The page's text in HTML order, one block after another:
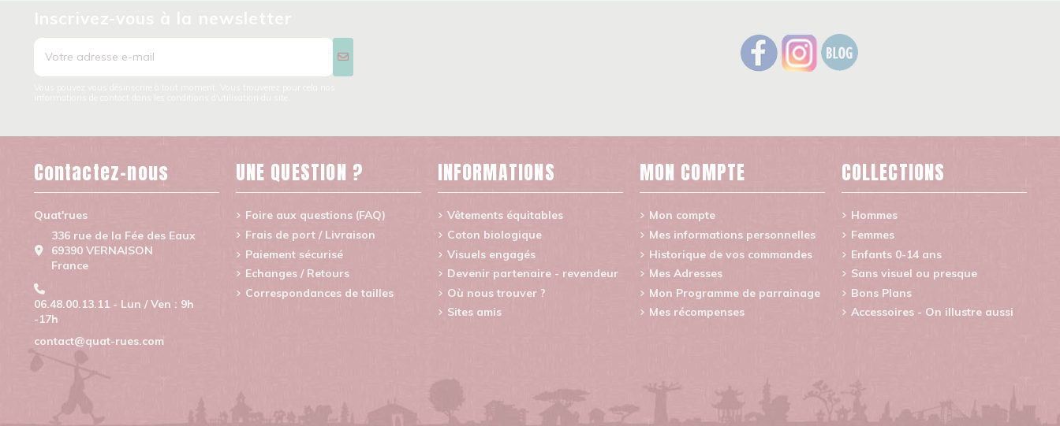
Contactez-nous
Quat'rues
336 rue de la Fée des Eaux
69390 VERNAISON
France
06.48.00.13.11 - Lun / Ven : 9h
-17h
contact@quat-rues.com
UNE QUESTION ?
Foire aux questions (FAQ)
Frais de port / Livraison
Paiement sécurisé
Echanges / Retours
Correspondances de tailles
INFORMATIONS
Vêtements équitables
Coton biologique
Visuels engagés
Devenir partenaire - revendeur
Où nous trouver ?
Sites amis
MON COMPTE
Mon compte
Mes informations personnelles
Historique de vos commandes
Mes Adresses
Mon Programme de parrainage
Mes récompenses
COLLECTIONS
Hommes
Femmes
Enfants 0-14 ans
Sans visuel ou presque
Bons Plans
Accessoires - On illustre aussi